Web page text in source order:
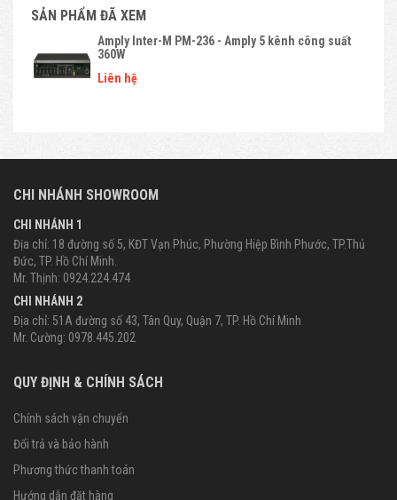
SẢN PHẨM ĐÃ XEM
Amply Inter-M PM-236 - Amply 5 kênh công suất
360W
Liên hệ
CHI NHÁNH SHOWROOM
CHI NHÁNH 1
Địa chỉ: 18 đường số 5, KĐT Vạn Phúc, Phường Hiệp Bình Phước, TP.Thủ
Đức, TP. Hồ Chí Minh.
Mr. Thịnh: 0924.224.474
CHI NHÁNH 2
Địa chỉ: 51A đường số 43, Tân Quy, Quận 7, TP. Hồ Chí Minh
Mr. Cường: 0978.445.202
QUY ĐỊNH & CHÍNH SÁCH
Chính sách vận chuyển
Đổi trả và bảo hành
Phương thức thanh toán
Hướng dẫn đặt hàng